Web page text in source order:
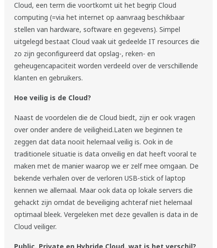
Cloud, een term die voortkomt uit het begrip Cloud
computing (=via het internet op aanvraag beschikbaar
stellen van hardware, software en gegevens). Simpel
uitgelegd bestaat Cloud vaak uit gedeelde IT resources die
zo zijn geconfigureerd dat opslag-, reken- en
geheugencapaciteit worden verdeeld over de verschillende
klanten en gebruikers.
Hoe veilig is de Cloud?
Naast de voordelen die de Cloud biedt, zijn er ook vragen
over onder andere de veiligheid.Laten we beginnen te
zeggen dat data nooit helemaal veilig is. Ook in de
traditionele situatie is data onveilig en dat heeft vooral te
maken met de manier waarop we er zelf mee omgaan. De
bekende verhalen over de verloren USB-stick of laptop
kennen we allemaal. Maar ook data op lokale servers die
gehackt zijn omdat de beveiliging achteraf niet helemaal
optimaal bleek. Vergeleken met deze gevallen is data in de
Cloud veiliger.